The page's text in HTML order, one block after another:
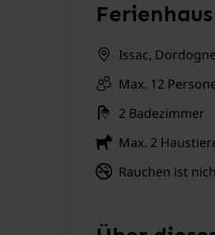
Issac,
Max. 12
2 Badezimmer
Max. 2
Rauchen ist